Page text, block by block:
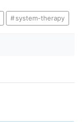
system-therapy